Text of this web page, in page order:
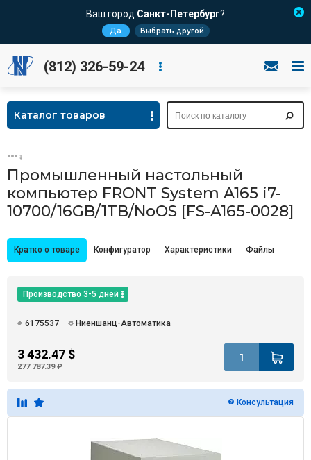
Ваш город Санкт-Петербург?
Да Выбрать другой
(812) 326-59-24
Каталог товаров
Промышленный настольный
компьютер FRONT System A165 i7-
10700/16GB/1TB/NoOS [FS-A165-0028]
Кратко о товаре Конфигуратор Характеристики Файлы
Производство 3-5 дней
6175537 Ниеншанц-Автоматика
3 432.47 $
277 787.39 ₽
Консультация